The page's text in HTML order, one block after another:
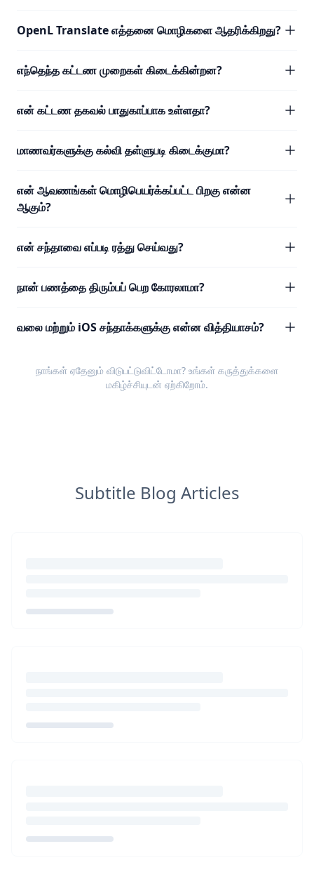
OpenL Translate எத்தனை மொழிகளை ஆதரிக்கிறது?
எந்தெந்த கட்டண முறைகள் கிடைக்கின்றன?
என் கட்டண தகவல் பாதுகாப்பாக உள்ளதா?
மாணவர்களுக்கு கல்வி தள்ளுபடி கிடைக்குமா?
என் ஆவணங்கள் மொழிபெயர்க்கப்பட்ட பிறகு என்ன
ஆகும்?
என் சந்தாவை எப்படி ரத்து செய்வது?
நான் பணத்தை திரும்பப் பெற கோரலாமா?
வலை மற்றும் iOS சந்தாக்களுக்கு என்ன வித்தியாசம்?
நாங்கள் ஏதேனும் விடுபட்டுவிட்டோமா? உங்கள் கருத்துக்களை
மகிழ்ச்சியுடன் ஏற்கிறோம்.
Subtitle Blog Articles